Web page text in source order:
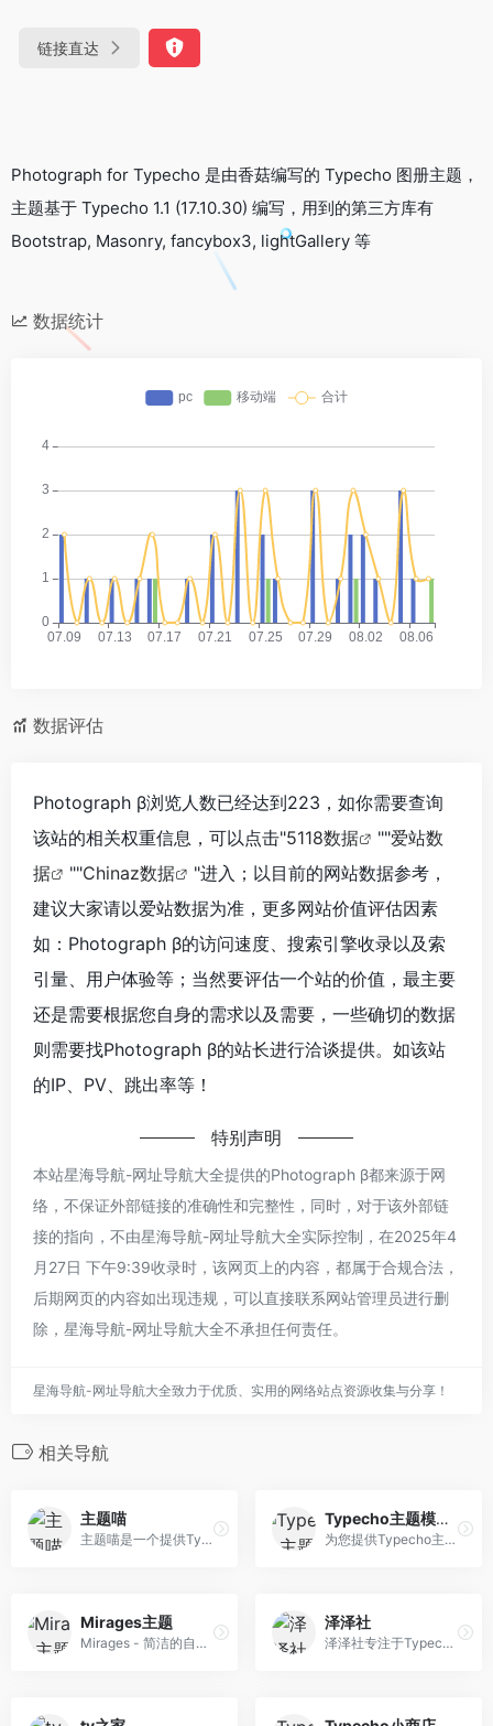
链接直达
Photograph for Typecho 是由香菇编写的 Typecho 图册主题，
主题基于 Typecho 1.1 (17.10.30) 编写，用到的第三方库有
Bootstrap, Masonry, fancybox3, lightGallery 等
数据统计
数据评估
Photograph β浏览人数已经达到223，如你需要查询
该站的相关权重信息，可以点击"5118数据 ""爱站数
据
""Chinaz数据
"进入；以目前的网站数据参考，
建议大家请以爱站数据为准，更多网站价值评估因素
如：Photograph β的访问速度、搜索引擎收录以及索
引量、用户体验等；当然要评估一个站的价值，最主要
还是需要根据您自身的需求以及需要，一些确切的数据
则需要找Photograph β的站长进行洽谈提供。如该站
的IP、PV、跳出率等！
特别声明
本站星海导航-网址导航大全提供的Photograph β都来源于网
络，不保证外部链接的准确性和完整性，同时，对于该外部链
接的指向，不由星海导航-网址导航大全实际控制，在2025年4
月27日 下午9:39收录时，该网页上的内容，都属于合规合法，
后期网页的内容如出现违规，可以直接联系网站管理员进行删
除，星海导航-网址导航大全不承担任何责任。
星海导航-网址导航大全致力于优质、实用的网络站点资源收集与分享！
相关导航
主题喵
主题喵是一个提供Typecho和WordPress主题的网站，收录了各种风格和功能的主题，以及独立程序。您可以在这里找到适合您的主题，或者投稿您的原创作品。
Typecho主题模板站
为您提供Typecho主题模板演示及下载服务
Mirages主题
Mirages - 简洁的自适应主题
泽泽社
泽泽社专注于Typecho主题开发